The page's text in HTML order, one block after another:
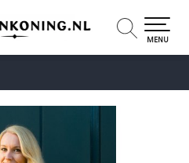
MENU